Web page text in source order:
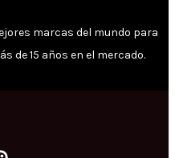
marcas del mundo para
de 15 años en el mercado.